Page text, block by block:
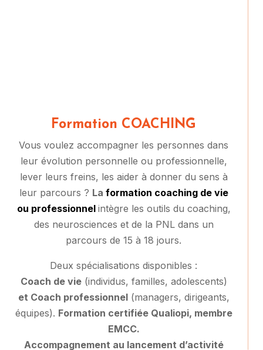
Formation COACHING
Vous voulez accompagner les personnes dans
leur évolution personnelle ou professionnelle,
lever leurs freins, les aider à donner du sens à
leur parcours ? La formation coaching de vie
ou professionnel intègre les outils du coaching,
des neurosciences et de la PNL dans un
parcours de 15 à 18 jours.
Deux spécialisations disponibles :
Coach de vie(individus, familles, adolescents)
et Coach professionnel(managers, dirigeants,
équipes). Formation certifiée Qualiopi, membre
EMCC.
Accompagnement au lancement d’activité